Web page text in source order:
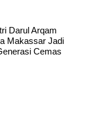
Darul Arqam
Makassar Jadi
Cemas